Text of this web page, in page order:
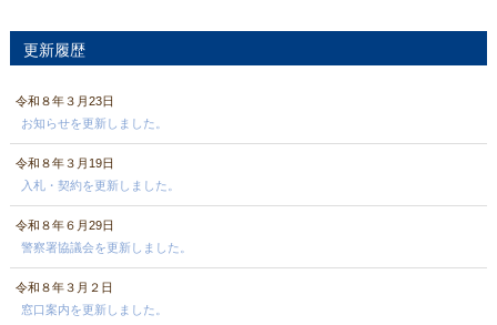
更新履歴
令和８年３月23日
お知らせを更新しました。
令和８年３月19日
入札・契約を更新しました。
令和８年６月29日
警察署協議会を更新しました。
令和８年３月２日
窓口案内を更新しました。